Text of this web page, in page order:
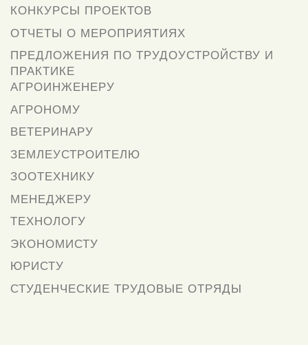
КОНКУРСЫ ПРОЕКТОВ
ОТЧЕТЫ О МЕРОПРИЯТИЯХ
ПРЕДЛОЖЕНИЯ ПО ТРУДОУСТРОЙСТВУ И
ПРАКТИКЕ
АГРОИНЖЕНЕРУ
АГРОНОМУ
ВЕТЕРИНАРУ
ЗЕМЛЕУСТРОИТЕЛЮ
ЗООТЕХНИКУ
МЕНЕДЖЕРУ
ТЕХНОЛОГУ
ЭКОНОМИСТУ
ЮРИСТУ
СТУДЕНЧЕСКИЕ ТРУДОВЫЕ ОТРЯДЫ